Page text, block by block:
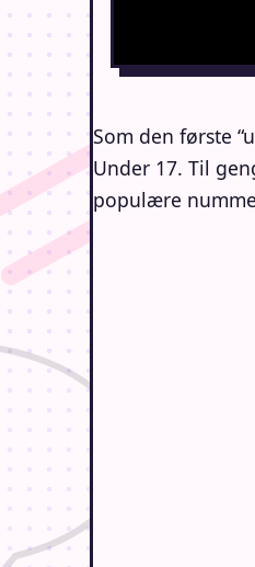
Som den første
Under 17. Til
populære